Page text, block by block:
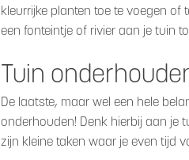
kleurrijke planten toe te voegen
een fonteintje of rivier aan je tuin
Tuin
De laatste, maar wel een hele
onderhouden! Denk hierbij aan je
zijn kleine taken waar je even tijd